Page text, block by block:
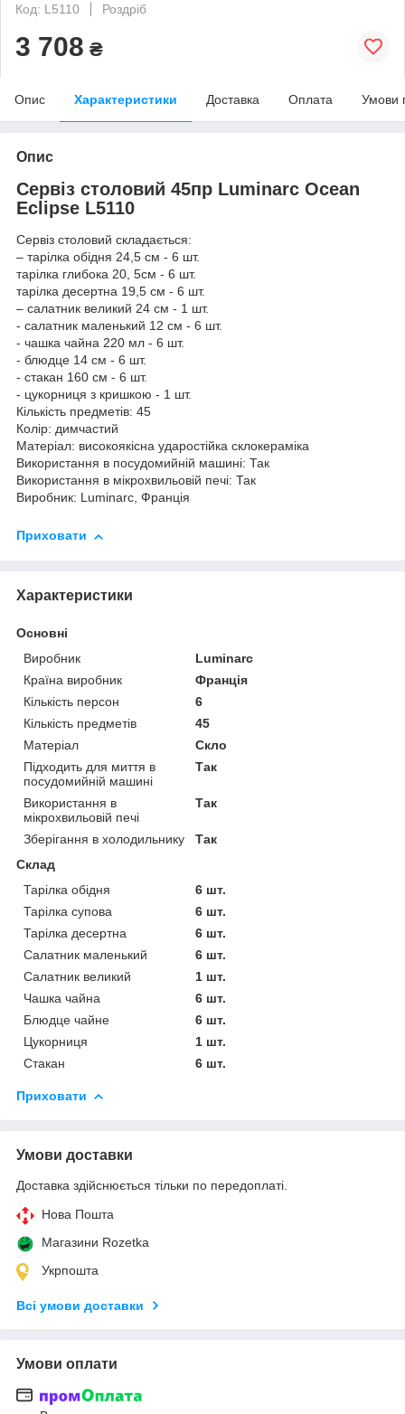
Код: L5110
Роздріб
3 708 ₴
Опис Характеристики Доставка Оплата Умови
Опис
Сервіз столовий 45пр Luminarc Ocean
Eclipse L5110
Сервіз столовий складається:
– тарілка обідня 24,5 см - 6 шт.
тарілка глибока 20, 5см - 6 шт.
тарілка десертна 19,5 см - 6 шт.
– салатник великий 24 см - 1 шт.
- салатник маленький 12 см - 6 шт.
- чашка чайна 220 мл - 6 шт.
- блюдце 14 см - 6 шт.
- стакан 160 см - 6 шт.
- цукорниця з кришкою - 1 шт.
Кількість предметів: 45
Колір: димчастий
Матеріал: високоякісна ударостійка склокераміка
Використання в посудомийній машині: Так
Використання в мікрохвильовій печі: Так
Виробник: Luminarc, Франція
Приховати
Характеристики
Основні
Виробник
Luminarc
Країна виробник
Франція
Кількість персон
6
Кількість предметів
45
Матеріал
Скло
Підходить для миття в
посудомийній машині
Так
Використання в
мікрохвильовій печі
Так
Зберігання в холодильнику
Так
Склад
Тарілка обідня
6 шт.
Тарілка супова
6 шт.
Тарілка десертна
6 шт.
Салатник маленький
6 шт.
Салатник великий
1 шт.
Чашка чайна
6 шт.
Блюдце чайне
6 шт.
Цукорниця
1 шт.
Стакан
6 шт.
Приховати
Умови доставки
Доставка здійснюється тільки по передоплаті.
Нова Пошта
Магазини Rozetka
Укрпошта
Всі умови доставки
Умови оплати